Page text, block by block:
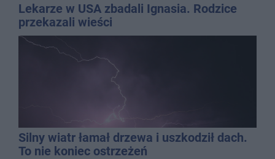
Lekarze w USA zbadali Ignasia. Rodzice
przekazali wieści
Silny wiatr łamał drzewa i uszkodził dach.
To nie koniec ostrzeżeń